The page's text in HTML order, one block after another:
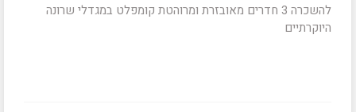
להשכרה 3 חדרים מאובזרת ומרוהטת קומפלט במגדלי שרונה
היוקרתיים